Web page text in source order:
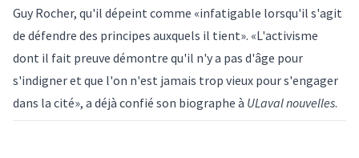
Guy Rocher, qu'il dépeint comme «infatigable lorsqu'il s'agit
de défendre des principes auxquels il tient». «L'activisme
dont il fait preuve démontre qu'il n'y a pas d'âge pour
s'indigner et que l'on n'est jamais trop vieux pour s'engager
dans la cité», a déjà confié son biographe à ULaval nouvelles.